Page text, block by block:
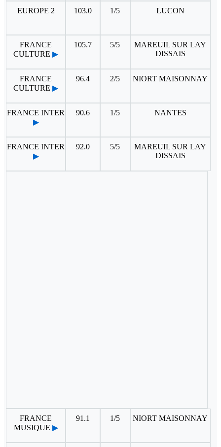
EUROPE 2 103.0 1/5 LUCON
FRANCE
CULTURE ▶
105.7 5/5
MAREUIL SUR LAY
DISSAIS
FRANCE
CULTURE ▶
96.4 2/5 NIORT MAISONNAY
FRANCE INTER
▶
90.6 1/5 NANTES
FRANCE INTER
▶
92.0 5/5
MAREUIL SUR LAY
DISSAIS
FRANCE
MUSIQUE ▶
91.1 1/5 NIORT MAISONNAY